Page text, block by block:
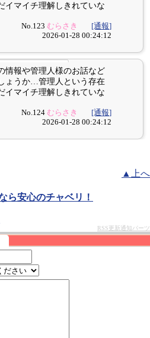
イマイチ理解しきれていな
No.123むらさき
[通報]
2026-01-28 00:24:12
情報や管理人様のお話など
ょうか…管理人という存在
イマイチ理解しきれていな
No.124むらさき
[通報]
2026-01-28 00:24:12
▲上へ
ら安心のチャベリ！
RSS更新通知パーツ